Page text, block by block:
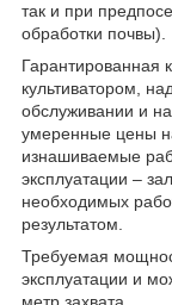
так и при
обработки почвы).
Гарантированная
культиватором,
обслуживании и
умеренные цены
изнашиваемые
эксплуатации –
необходимых
результатом.
Требуемая
эксплуатации и